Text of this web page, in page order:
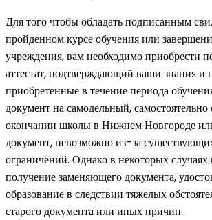
Для того чтобы обладать подписанным
пройденном курсе обучения или
учреждения, вам необходимо приобрести
аттестат, подтверждающий ваши знания и
приобретенные в течение периода
документ на самодельный,
окончании школы в Нижнем Новгороде
документ, невозможно из-за
ограничений. Однако в некоторых
получение заменяющего документа,
образование в следствии тяжелых
старого документа или иных причин.